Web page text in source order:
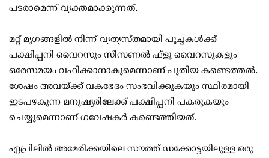
പടരാമെന്ന് വ്യക്തമാക്കുന്നത്.
മറ്റ് മൃഗങ്ങളില്‍ നിന്ന് വ്യത്യസ്തമായി പൂച്ചകള്‍ക്ക്
പക്ഷിപ്പനി വൈറസും സീസണല്‍ ഫ്‌ളൂ വൈറസുകളും
ഒരേസമയം വഹിക്കാനാകുമെന്നാണ് പുതിയ കണ്ടെത്തല്‍.
ശേഷം അവയ്ക്ക് വകഭേദം സംഭവിക്കുകയും സ്ഥിരമായി
ഇടപഴകുന്ന മനുഷ്യരിലേക്ക് പക്ഷിപ്പനി പകരുകയും
ചെയ്യുമെന്നാണ് ഗവേഷകര്‍ കണ്ടെത്തിയത്.
ഏപ്രിലില്‍ അമേരിക്കയിലെ സൗത്ത് ഡക്കോട്ടയിലുള്ള ഒരു